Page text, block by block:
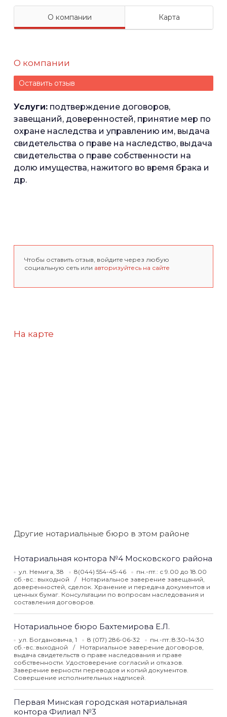
О компании Карта
О компании
Оставить отзыв
Услуги: подтверждение договоров,
завещаний, доверенностей, принятие мер по
охране наследства и управлению им, выдача
свидетельства о праве на наследство, выдача
свидетельства о праве собственности на
долю имущества, нажитого во время брака и
др.
Чтобы оставить отзыв, войдите через любую
социальную сеть или авторизуйтесь на сайте
На карте
Другие нотариальные бюро в этом районе
Нотариальная контора №4 Московского района
ул. Немига, 38 8(044) 554-45-46
пн.-пт.: с 9.00 до 18.00
сб.-вс.: выходной
Нотариальное заверение завещаний,
доверенностей, сделок. Хранение и передача документов и
ценных бумаг. Консультации по вопросам наследования и
составления договоров.
Нотариальное бюро Бахтемирова Е.Л.
ул. Богдановича, 1 8 (017) 286-06-32
пн.-пт.:8:30–14:30
сб.-вс.:выходной
Нотариальное заверение договоров,
выдача свидетельств о праве наследования и праве
собственности. Удостоверение согласий и отказов.
Заверение верности переводов и копий документов.
Совершение исполнительных надписей.
Первая Минская городская нотариальная
контора Филиал №3